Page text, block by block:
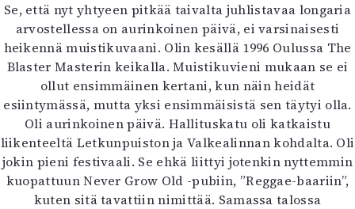
Info
Tilaus ja irtonumerot
Yhteistyössä
Toimitus
Mediatiedot
Kaltio ry
Se, että nyt yhtyeen pitkää taivalta juhlistavaa longaria
arvostellessa on aurinkoinen päivä, ei varsinaisesti
heikennä muistikuvaani. Olin kesällä 1996 Oulussa The
Blaster Masterin keikalla. Muistikuvieni mukaan se ei
ollut ensimmäinen kertani, kun näin heidät
esiintymässä, mutta yksi ensimmäisistä sen täytyi olla.
Oli aurinkoinen päivä. Hallituskatu oli katkaistu
liikenteeltä Letkunpuiston ja Valkealinnan kohdalta. Oli
jokin pieni festivaali. Se ehkä liittyi jotenkin nyttemmin
kuopattuun Never Grow Old -pubiin, ”Reggae-baariin”,
kuten sitä tavattiin nimittää. Samassa talossa